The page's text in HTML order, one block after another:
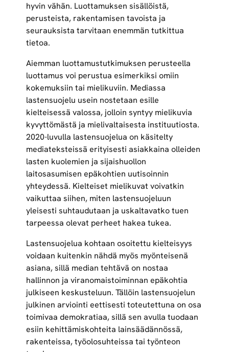
hyvin vähän. Luottamuksen sisällöistä,
perusteista, rakentamisen tavoista ja
seurauksista tarvitaan enemmän tutkittua
tietoa.
Aiemman luottamustutkimuksen perusteella
luottamus voi perustua esimerkiksi omiin
kokemuksiin tai mielikuviin. Mediassa
lastensuojelu usein nostetaan esille
kielteisessä valossa, jolloin syntyy mielikuvia
kyvyttömästä ja mielivaltaisesta instituutiosta.
2020-luvulla lastensuojelua on käsitelty
mediateksteissä erityisesti asiakkaina olleiden
lasten kuolemien ja sijaishuollon
laitosasumisen epäkohtien uutisoinnin
yhteydessä. Kielteiset mielikuvat voivatkin
vaikuttaa siihen, miten lastensuojeluun
yleisesti suhtaudutaan ja uskaltavatko tuen
tarpeessa olevat perheet hakea tukea.
Lastensuojelua kohtaan osoitettu kielteisyys
voidaan kuitenkin nähdä myös myönteisenä
asiana, sillä median tehtävä on nostaa
hallinnon ja viranomaistoiminnan epäkohtia
julkiseen keskusteluun. Tällöin lastensuojelun
julkinen arviointi eettisesti toteutettuna on osa
toimivaa demokratiaa, sillä sen avulla tuodaan
esiin kehittämiskohteita lainsäädännössä,
rakenteissa, työolosuhteissa tai työnteon